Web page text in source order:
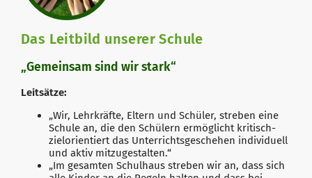
Das Leitbild unserer Schule
„Gemeinsam sind wir stark“
Leitsätze:
„Wir, Lehrkräfte, Eltern und Schüler, streben eine
Schule an, die den Schülern ermöglicht kritisch-
zielorientiert das Unterrichtsgeschehen individuell
und aktiv mitzugestalten.“
„Im gesamten Schulhaus streben wir an, dass sich